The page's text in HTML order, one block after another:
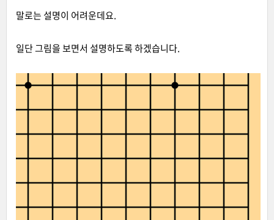
말로는 설명이 어려운데요.
일단 그림을 보면서 설명하도록 하겠습니다.